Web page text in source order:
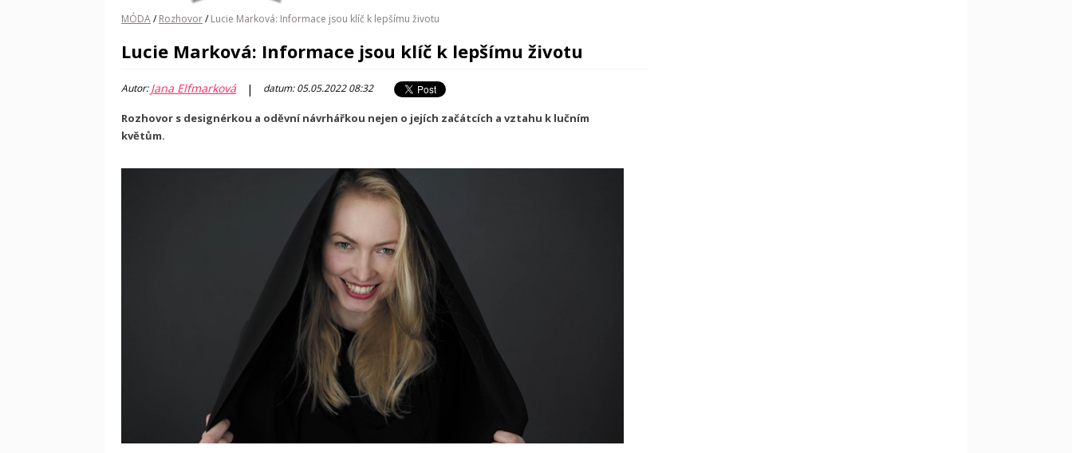
MÓDA/ Rozhovor/ Lucie Marková: Informace jsou klíč k lepšímu životu
Lucie Marková: Informace jsou klíč k lepšímu životu
Autor:Jana Elfmarková | datum: 05.05.2022 08:32
Rozhovor s designérkou a oděvní návrhářkou nejen o jejích začátcích a vztahu k lučním
květům.